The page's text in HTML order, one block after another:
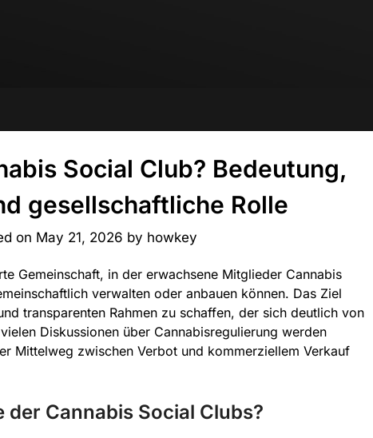
Social Club? Bedeutung,
gesellschaftliche Rolle
on May 21, 2026 by howkey
Gemeinschaft, in der erwachsene Mitglieder Cannabis
verwalten oder anbauen können. Das Ziel
transparenten Rahmen zu schaffen, der sich deutlich von
Diskussionen über Cannabisregulierung werden
Mittelweg zwischen Verbot und kommerziellem Verkauf
der Cannabis Social Clubs?